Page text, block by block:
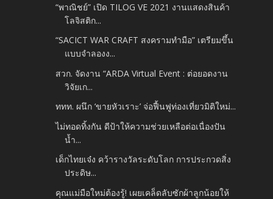
“พาณิชย์” เปิด TILOG VE 2021 งานแสดงสินค้า
โลจิสติก...
“SACICT WAR CRAFT สงครามทำมือ” เตรียมขึ้น
แบบจำลองง...
สวก. จัดงาน “ARDA Virtual Event : ต่อยอดงาน
วิจัยเก...
ททท. ผนึก ‘ขายหัวเราะ’ จ่อฟื้นฟูท่องเที่ยวมิติใหม่...
ไม่ทอดทิ้งกัน ดีป้าให้ความช่วยเหลือต่อเนื่องปัน
น้ำ...
เด็กไทยเจ๋ง คว้ารางวัลระดับโลก การประกวดสิ่ง
ประดิษ...
คุณแม่มือใหม่ต้องรู้! เผยเคล็ดลับซักผ้าลูกน้อยให้